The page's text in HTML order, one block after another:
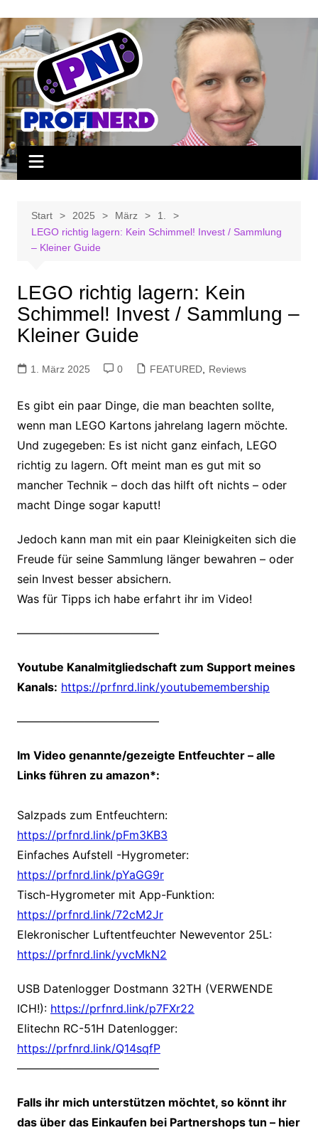
Inhalt
springen
Start 2025 März
1.
LEGO richtig lagern: Kein Schimmel! Invest / Sammlung
– Kleiner Guide
LEGO richtig lagern: Kein
Schimmel! Invest / Sammlung –
Kleiner Guide
1. März 2025 0 FEATURED, Reviews
Es gibt ein paar Dinge, die man beachten sollte,
wenn man LEGO Kartons jahrelang lagern möchte.
Und zugegeben: Es ist nicht ganz einfach, LEGO
richtig zu lagern. Oft meint man es gut mit so
mancher Technik – doch das hilft oft nichts – oder
macht Dinge sogar kaputt!
Jedoch kann man mit ein paar Kleinigkeiten sich die
Freude für seine Sammlung länger bewahren – oder
sein Invest besser absichern.
Was für Tipps ich habe erfahrt ihr im Video!
————————————–
Youtube Kanalmitgliedschaft zum Support meines
Kanals: https://prfnrd.link/youtubemembership
————————————–
Im Video genannte/gezeigte Entfeuchter – alle
Links führen zu amazon*:
Salzpads zum Entfeuchtern:
https://prfnrd.link/pFm3KB3
Einfaches Aufstell -Hygrometer:
https://prfnrd.link/pYaGG9r
Tisch-Hygrometer mit App-Funktion:
https://prfnrd.link/72cM2Jr
Elekronischer Luftentfeuchter Neweventor 25L:
https://prfnrd.link/yvcMkN2
USB Datenlogger Dostmann 32TH (VERWENDE
ICH!): https://prfnrd.link/p7FXr22
Elitechn RC-51H Datenlogger:
https://prfnrd.link/Q14sqfP
————————————–
Falls ihr mich unterstützen möchtet, so könnt ihr
das über das Einkaufen bei Partnershops tun – hier